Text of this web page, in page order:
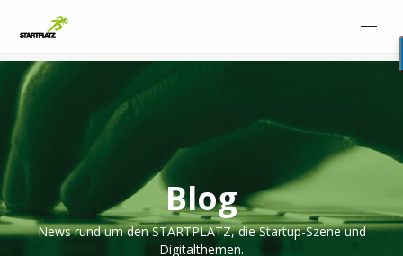
Blog
News rund um den STARTPLATZ, die Startup-Szene und
Digitalthemen.